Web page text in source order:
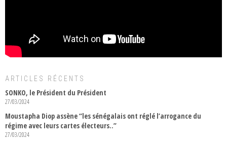
ARTICLES RÉCENTS
SONKO, le Président du Président
27/03/2024
Moustapha Diop assène “les sénégalais ont réglé l’arrogance du
régime avec leurs cartes électeurs..”
27/03/2024